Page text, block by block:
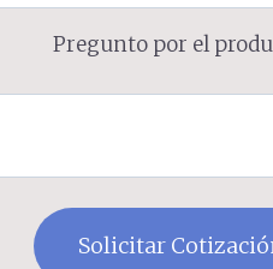
Pregunto por el